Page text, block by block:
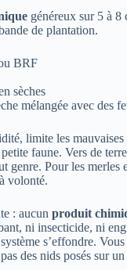
généreux sur 5 à 8
de plantation.
BRF
sèches
mélangée avec des
limite les mauvaises
faune. Vers de
genre. Pour les merles
volonté.
: aucun produit
ni insecticide, ni
s’effondre.
des nids posés sur